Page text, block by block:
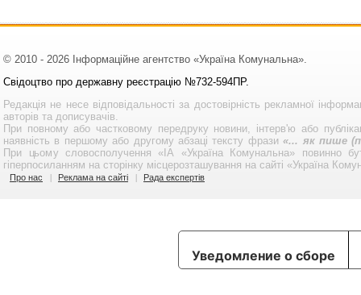
© 2010 - 2026 Інформаційне агентство «Україна Комунальна».
Свідоцтво про державну реєстрацію №732-594ПР.
Редакція не несе відповідальності за достовірність рекламної
авторів та дописувачів.
При повному або частковому передруку новини, інтерв'ю або
наявність в першому або другому абзаці тексту фрази«... як пише
При цьому словосполучення «ІА «Україна Комунальна» повинно
гіперпосиланням на сторінку місцерозташування на сайті «Україна
Про нас Реклама на сайті Рада експертів
Уведомление о сборе